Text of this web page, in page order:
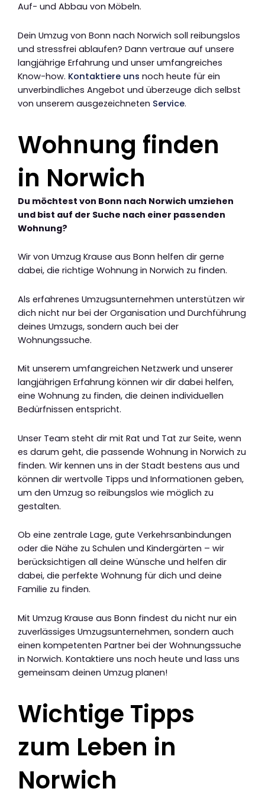
Auf- und Abbau von Möbeln.
Dein Umzug von Bonn nach Norwich soll reibungslos
und stressfrei ablaufen? Dann vertraue auf unsere
langjährige Erfahrung und unser umfangreiches
Know-how. Kontaktiere uns noch heute für ein
unverbindliches Angebot und überzeuge dich selbst
von unserem ausgezeichneten Service.
Wohnung finden
in Norwich
Du möchtest von Bonn nach Norwich umziehen
und bist auf der Suche nach einer passenden
Wohnung?
Wir von Umzug Krause aus Bonn helfen dir gerne
dabei, die richtige Wohnung in Norwich zu finden.
Als erfahrenes Umzugsunternehmen unterstützen wir
dich nicht nur bei der Organisation und Durchführung
deines Umzugs, sondern auch bei der
Wohnungssuche.
Mit unserem umfangreichen Netzwerk und unserer
langjährigen Erfahrung können wir dir dabei helfen,
eine Wohnung zu finden, die deinen individuellen
Bedürfnissen entspricht.
Unser Team steht dir mit Rat und Tat zur Seite, wenn
es darum geht, die passende Wohnung in Norwich zu
finden. Wir kennen uns in der Stadt bestens aus und
können dir wertvolle Tipps und Informationen geben,
um den Umzug so reibungslos wie möglich zu
gestalten.
Ob eine zentrale Lage, gute Verkehrsanbindungen
oder die Nähe zu Schulen und Kindergärten – wir
berücksichtigen all deine Wünsche und helfen dir
dabei, die perfekte Wohnung für dich und deine
Familie zu finden.
Mit Umzug Krause aus Bonn findest du nicht nur ein
zuverlässiges Umzugsunternehmen, sondern auch
einen kompetenten Partner bei der Wohnungssuche
in Norwich. Kontaktiere uns noch heute und lass uns
gemeinsam deinen Umzug planen!
Wichtige Tipps
zum Leben in
Norwich